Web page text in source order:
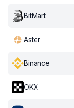
BitMart
Aster
Binance
OKX